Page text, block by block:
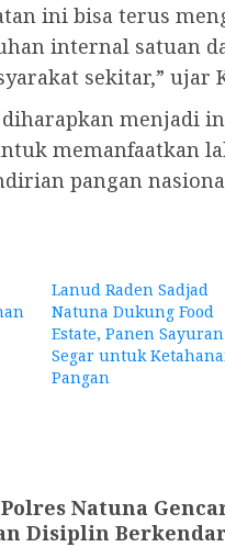
ini bisa terus
internal satuan
sekitar,” ujar
menjadi
memanfaatkan
pangan
Lanud Raden Sadjad
Natuna Dukung Food
Estate, Panen Sayuran
Segar untuk
Pangan
Natuna
Disiplin